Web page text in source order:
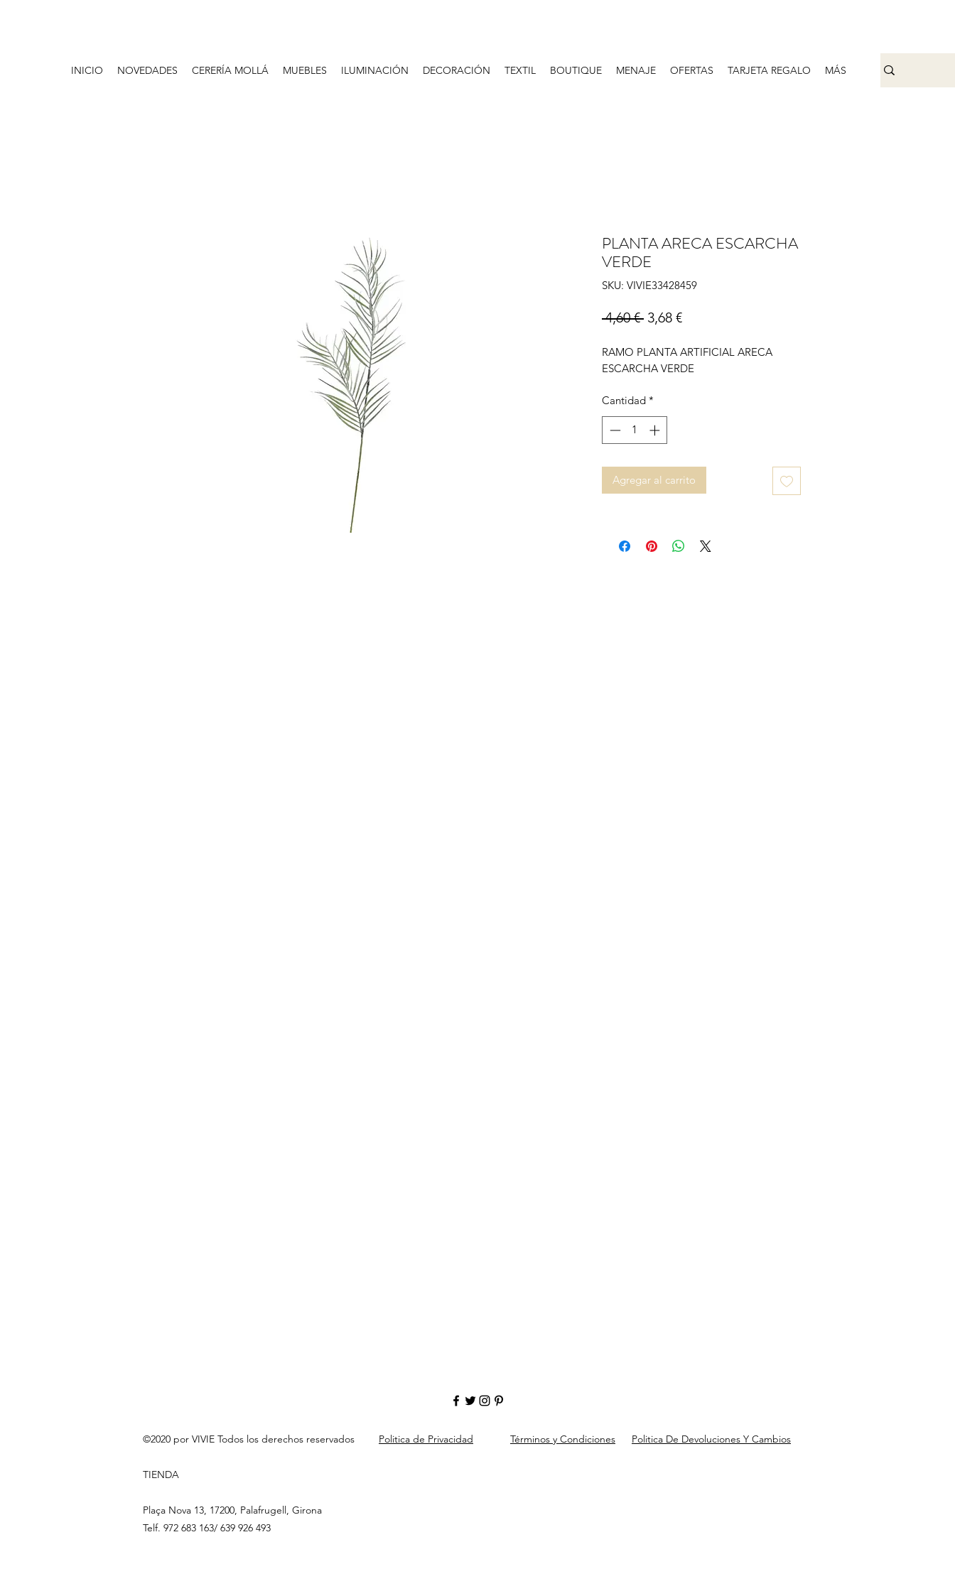
INICIO NOVEDADES CERERÍA MOLLÁ MUEBLES ILUMINACIÓN DECORACIÓN TEXTIL BOUTIQUE MENAJE OFERTAS TARJETA REGALO MÁS
PLANTA ARECA ESCARCHA
VERDE
SKU: VIVIE33428459
4,60 € Precio
3,68 €Precio de oferta
RAMO PLANTA ARTIFICIAL ARECA
ESCARCHA VERDE
Cantidad *
Agregar al carrito
©2020 por VIVIE Todos los derechos reservados
TIENDA
Plaça Nova 13, 17200, Palafrugell, Girona
Telf. 972 683 163/ 639 926 493
Politica de Privacidad Términos y Condiciones Politica De Devoluciones Y Cambios